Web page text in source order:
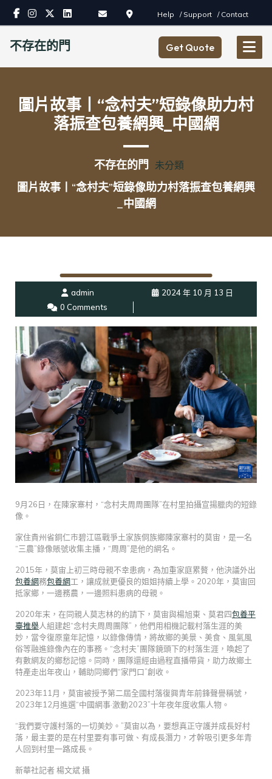
Skip
content
Help / Support / Contact
不存在的門 Get Quote
圖片故事丨“念村夫”短錄像助力村
落振查包養網興_中國網
不存在的門 未分類
圖片故事丨“念村夫”短錄像助力村落振查包養網興
_中國網
admin
2024 年 10 月 13 日
0 Comments
9月26日，在陳家寨村，“念村夫周周團隊”在村里拍攝宣揚臘肉的短錄
像。
家住貴州省銅仁市碧江區戰爭土家族侗族鄉陳家寨村的莫宙，是一名
“三農”錄像賬號收集主播，“周周”是他的網名。
2015年，莫宙上初三時母親不幸患病，為加重家庭累贅，他決議外出
包養網務包養網工，讓成就更優良的姐姐持續上學。2020年，莫宙回
抵家鄉，一邊務農，一邊照料患病的母親。
2020年末，在同親人莫志林的約請下，莫宙與楊旭東、莫君四包養平
臺推舉人組建起“念村夫周周團隊”，他們用相機記載村落生涯的美
妙，當令復原童年記憶，以錄像傳情，將故鄉的美景、美食、風氣風
俗等融進錄像內在的事務。“念村夫”團隊鏡頭下的村落生涯，喚起了
有數網友的鄉愁記憶。同時，團隊還經由過程直播帶貨，助力故鄉土
特產走出年夜山，輔助同鄉們“家門口”創收。
2023年11月，莫宙被授予第二屆全國村落復興青年前鋒聲譽稱號，
2023年12月進選“中國網事·激動2023”十年夜年度收集人物。
“我們要守護村落的一切美妙。”莫宙以為，要想真正守護并成長好村
落，最主要的是在村里要有事可做、有成長潛力，才幹吸引更多年青
人回到村里一路成長。
新華社記者 楊文斌 攝